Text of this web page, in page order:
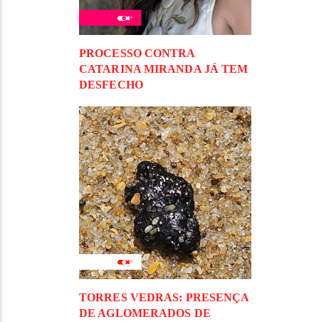
PROCESSO CONTRA
CATARINA MIRANDA JÁ TEM
DESFECHO
TORRES VEDRAS: PRESENÇA
DE AGLOMERADOS DE